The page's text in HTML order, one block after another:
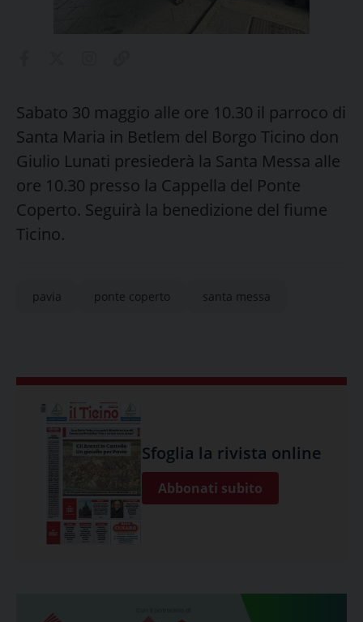
Sabato 30 maggio alle ore 10.30 il parroco di
Santa Maria in Betlem del Borgo Ticino don
Giulio Lunati presiederà la Santa Messa alle
ore 10.30 presso la Cappella del Ponte
Coperto. Seguirà la benedizione del fiume
Ticino.
pavia ponte coperto santa messa
Sfoglia la rivista online
Abbonati subito